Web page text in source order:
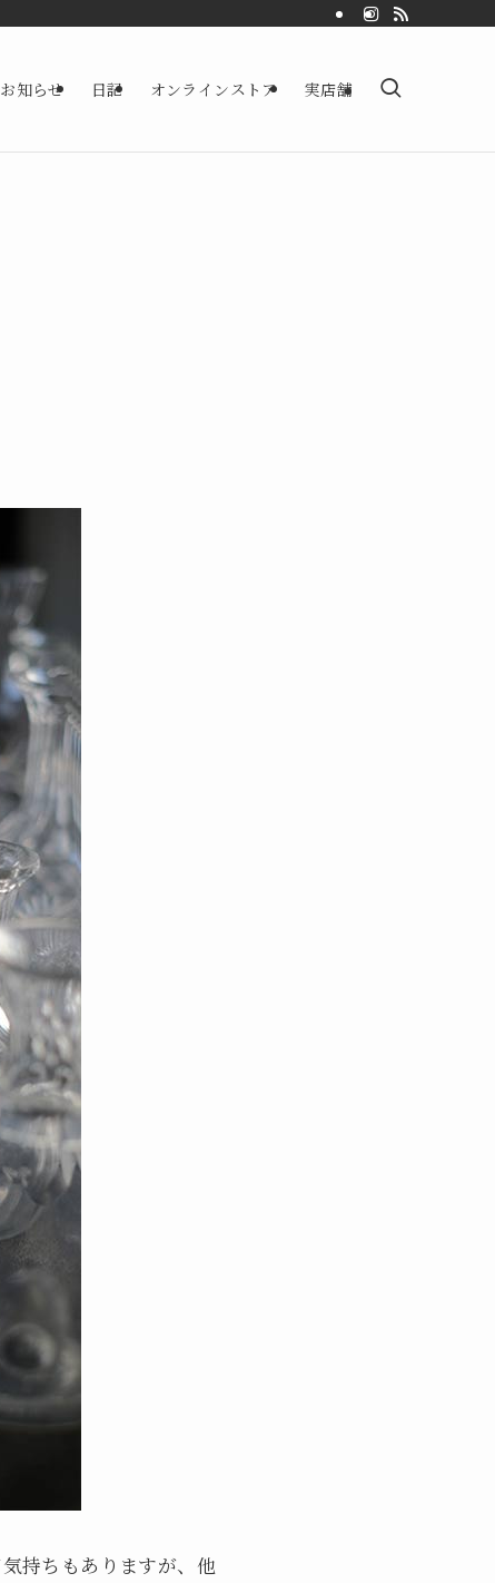
お知らせ 日記 オンラインストア 実店舗
持ちもありますが、他